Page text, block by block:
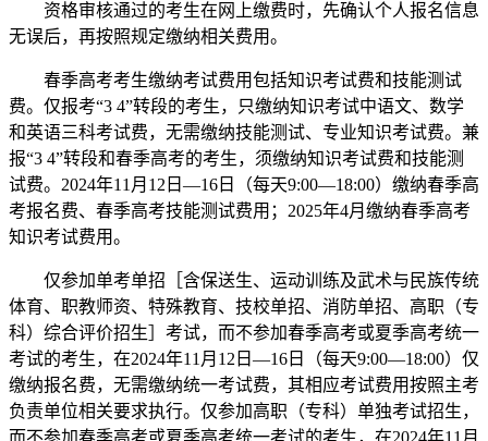
资格审核通过的考生在网上缴费时，先确认个人报名信息
无误后，再按照规定缴纳相关费用。
春季高考考生缴纳考试费用包括知识考试费和技能测试
费。仅报考“3 4”转段的考生，只缴纳知识考试中语文、数学
和英语三科考试费，无需缴纳技能测试、专业知识考试费。兼
报“3 4”转段和春季高考的考生，须缴纳知识考试费和技能测
试费。2024年11月12日—16日（每天9:00—18:00）缴纳春季高
考报名费、春季高考技能测试费用；2025年4月缴纳春季高考
知识考试费用。
仅参加单考单招［含保送生、运动训练及武术与民族传统
体育、职教师资、特殊教育、技校单招、消防单招、高职（专
科）综合评价招生］考试，而不参加春季高考或夏季高考统一
考试的考生，在2024年11月12日—16日（每天9:00—18:00）仅
缴纳报名费，无需缴纳统一考试费，其相应考试费用按照主考
负责单位相关要求执行。仅参加高职（专科）单独考试招生，